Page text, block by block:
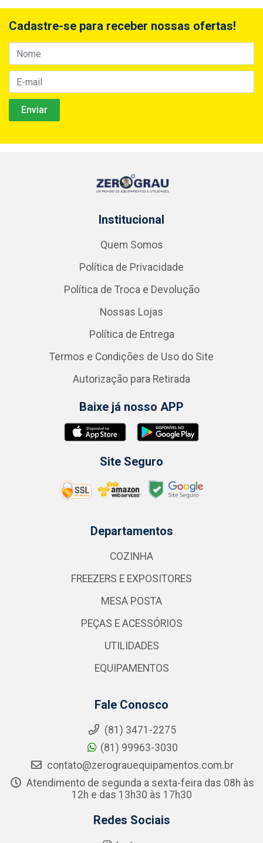
Cadastre-se para receber nossas ofertas!
Institucional
Quem Somos
Política de Privacidade
Política de Troca e Devolução
Nossas Lojas
Política de Entrega
Termos e Condições de Uso do Site
Autorização para Retirada
Baixe já nosso APP
Site Seguro
Departamentos
COZINHA
FREEZERS E EXPOSITORES
MESA POSTA
PEÇAS E ACESSÓRIOS
UTILIDADES
EQUIPAMENTOS
Fale Conosco
(81) 3471-2275
(81) 99963-3030
contato@zerograuequipamentos.com.br
Atendimento de segunda a sexta-feira das 08h às
12h e das 13h30 às 17h30
Redes Sociais